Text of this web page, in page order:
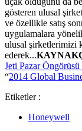
gösteren ulusal
ve özellikle satış
uygulamalara
ulusal şirketlerimizi
ederek...
Jeti Pazar
“2014 Global
Etiketler :
Honeywell